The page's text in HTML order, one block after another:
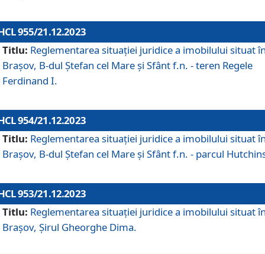
955/21.12.2023
Titlu: Reglementarea situației juridice a imobilului situat
Brașov, B-dul Ștefan cel Mare și Sfânt f.n. - teren Regele
Ferdinand I.
954/21.12.2023
Titlu: Reglementarea situației juridice a imobilului situat
Brașov, B-dul Ștefan cel Mare și Sfânt f.n. - parcul
953/21.12.2023
Titlu: Reglementarea situației juridice a imobilului situat
Brașov, Șirul Gheorghe Dima.